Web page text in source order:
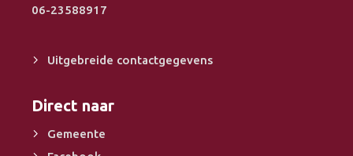
06-23588917
Uitgebreide contactgegevens
Direct naar
Gemeente